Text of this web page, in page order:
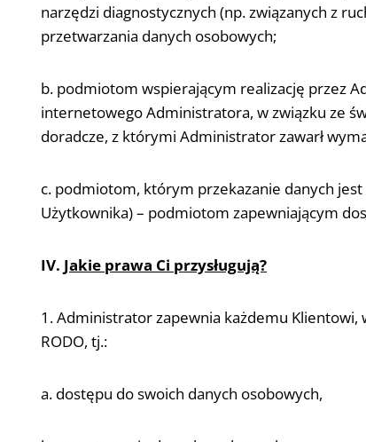
narzędzi diagnostycznych (np. związanych z
przetwarzania danych osobowych;
b. podmiotom wspierającym realizację przez
internetowego Administratora, w związku ze
doradcze, z którymi Administrator zawarł
c. podmiotom, którym przekazanie danych
Użytkownika) – podmiotom zapewniającym
IV. Jakie prawa Ci przysługują?
1. Administrator zapewnia każdemu
RODO, tj.:
a. dostępu do swoich danych osobowych,